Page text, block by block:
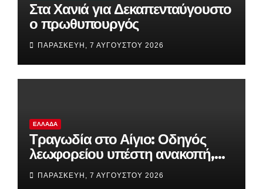
Στα Χανιά για Δεκαπενταύγουστο
ο πρωθυπουργός
ΠΑΡΑΣΚΕΥΉ, 7 ΑΥΓΟΎΣΤΟΥ 2026
ΕΛΛΆΔΑ
Τραγωδία στο Αίγιο: Οδηγός
λεωφορείου υπέστη ανακοπή,
έχασε τον έλεγχο και έπεσε πάνω
σε ΙΧ
ΠΑΡΑΣΚΕΥΉ, 7 ΑΥΓΟΎΣΤΟΥ 2026